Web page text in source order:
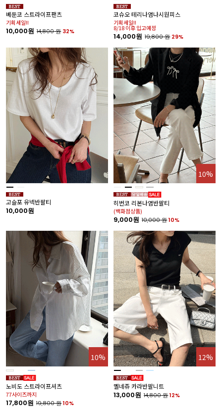
베둔코 스트라이프팬츠
기획세일!!
10,000원 14,800원 32%
코슈오 테리나염나시원피스
기획세일!!
8/18 이후 입고예정
14,000원 19,800원 29%
고슬포 유넥반팔티
10,000원
10%
히번코 리본나염반팔티
(백화점상품)
9,000원 10,000원10%
10%
노비도 스트라이프셔츠
77사이즈까지
17,800원 19,800원10%
12%
멜네쥬 카라반팔니트
13,000원 14,800원12%